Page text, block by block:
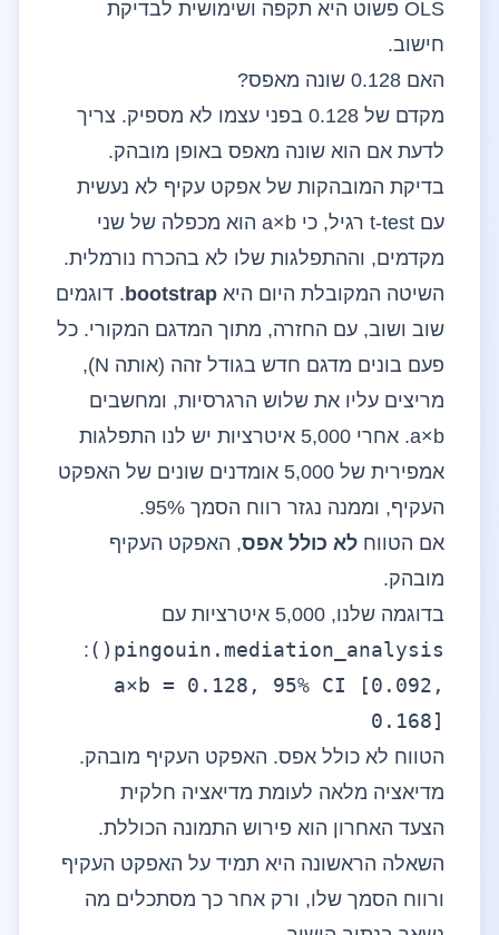
OLS פשוט היא תקפה ושימושית לבדיקת
חישוב.
האם 0.128 שונה מאפס?
מקדם של 0.128 בפני עצמו לא מספיק. צריך
לדעת אם הוא שונה מאפס באופן מובהק.
בדיקת המובהקות של אפקט עקיף לא נעשית
עם t-test רגיל, כי a×b הוא מכפלה של שני
מקדמים, וההתפלגות שלו לא בהכרח נורמלית.
השיטה המקובלת היום היא bootstrap . דוגמים
שוב ושוב, עם החזרה, מתוך המדגם המקורי. כל
פעם בונים מדגם חדש בגודל זהה (אותה N),
מריצים עליו את שלוש הרגרסיות, ומחשבים
a×b. אחרי 5,000 איטרציות יש לנו התפלגות
אמפירית של 5,000 אומדנים שונים של האפקט
העקיף, וממנה נגזר רווח הסמך 95%.
אם הטווח לא כולל אפס, האפקט העקיף
מובהק.
בדוגמה שלנו, 5,000 איטרציות עם
pingouin.mediation_analysis()
:
a×b = 0.128, 95% CI [0.092,
0.168]
הטווח לא כולל אפס. האפקט העקיף מובהק.
מדיאציה מלאה לעומת מדיאציה חלקית
הצעד האחרון הוא פירוש התמונה הכוללת.
השאלה הראשונה היא תמיד על האפקט העקיף
ורווח הסמך שלו, ורק אחר כך מסתכלים מה